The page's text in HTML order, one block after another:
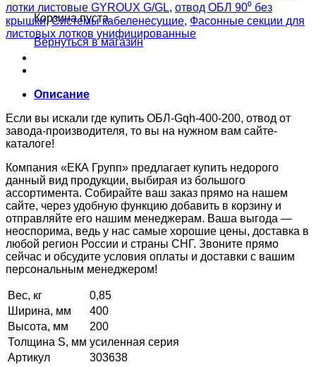
Корзина пуста.
Вернуться в магазин
лотки листовые GYROUX G/GL, отвод ОБЛ 90⁰ без
крышки,Системы кабеленесущие, Фасонные секции для
листовых лотков унифицированные
Описание
Если вы искали где купить ОБЛ-Gqh-400-200, отвод от
завода-производителя, то вы на нужном вам сайте-
каталоге!
Компания «ЕКА Групп» предлагает купить недорого
данный вид продукции, выбирая из большого
ассортимента. Собирайте ваш заказ прямо на нашем
сайте, через удобную функцию добавить в корзину и
отправляйте его нашим менеджерам. Ваша выгода —
неоспорима, ведь у нас самые хорошие цены, доставка в
любой регион России и страны СНГ. Звоните прямо
сейчас и обсудите условия оплаты и доставки с вашим
персональным менеджером!
Вес, кг
0,85
Ширина, мм
400
Высота, мм
200
Толщина S, мм усиленная серия
Артикул
303638